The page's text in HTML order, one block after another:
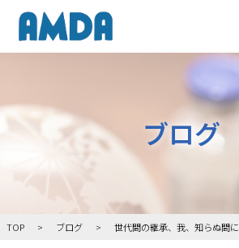
ブログ
TOP ブログ 世代間の継承、我、知らぬ間に